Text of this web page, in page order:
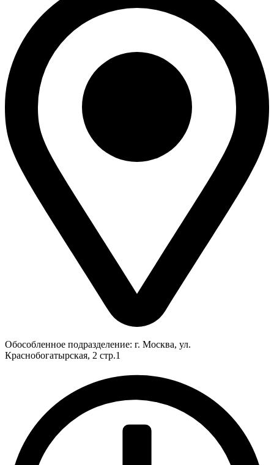
Обособленное подразделение: г. Москва, ул.
Краснобогатырская, 2 стр.1